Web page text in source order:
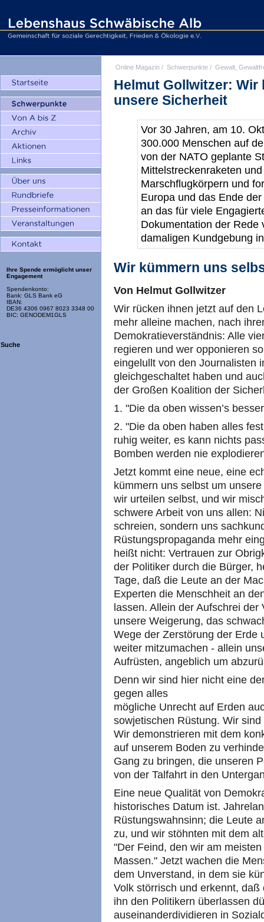
Ihre Spende ermöglicht unser
Engagement
Spendenkonto:
Bank: GLS Bank eG
IBAN:
DE36 4306 0967 8023 3348 00
BIC: GENODEM1GLS
Suche
Online Magazin / Schwerpunkte / Gewalt,
Helmut Gollwitzer:
unsere Sicherheit
Vor 30 Jahren, am 10.
300.000 Menschen auf
von der NATO geplante
Mittelstreckenraketen
Marschflugkörpern und
Europa und das Ende
an das für viele
Dokumentation der Rede
damaligen Kundgebung
Wir kümmern uns
Von Helmut Gollwitzer
Wir rücken ihnen jetzt auf den
mehr alleine machen, nach
Demokratieverständnis: Alle
regieren und wer opponieren
eingelullt von den Journalisten
gleichgeschaltet haben und
der Großen Koalition der
1. "Die da oben wissen’s
2. "Die da oben haben alles
ruhig weiter, es kann nichts
Bomben werden nie
Jetzt kommt eine neue, eine
kümmern uns selbst um
wir urteilen selbst, und wir
schwere Arbeit von uns allen:
schreien, sondern uns
Rüstungspropaganda mehr
heißt nicht: Vertrauen zur
der Politiker durch die Bürger,
Tage, daß die Leute an der
Experten die Menschheit an
lassen. Allein der Aufschrei
unsere Weigerung, das
Wege der Zerstörung der Erde
weiter mitzumachen - allein
Aufrüsten, angeblich um
Denn wir sind hier nicht eine
gegen alles
mögliche Unrecht auf Erden
sowjetischen Rüstung. Wir
Wir demonstrieren mit dem
auf unserem Boden zu
Gang zu bringen, die unseren
von der Talfahrt in den
Eine neue Qualität von
historisches Datum ist.
Rüstungswahnsinn; die Leute
zu, und wir stöhnten mit dem
"Der Feind, den wir am
Massen." Jetzt wachen die
dem Unverstand, in dem sie
Volk störrisch und erkennt,
ihn den Politikern überlassen
auseinanderdividieren in